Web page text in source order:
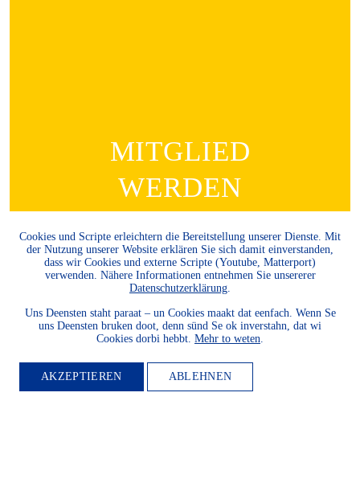
MITGLIED
WERDEN
Möchten Sie die Heimatkultur
und Landeskunde sowie den
Schutz und die Entwicklung
der Natur und Umwelt und
unserer Landessprachen
fördern? Dann werden Sie
Mitglied.
WEITER LESEN
Cookies und Scripte erleichtern die Bereitstellung unserer Dienste. Mit
der Nutzung unserer Website erklären Sie sich damit einverstanden,
dass wir Cookies und externe Scripte (Youtube, Matterport)
verwenden. Nähere Informationen entnehmen Sie unsererer
Datenschutzerklärung
Uns Deensten staht paraat – un Cookies maakt dat eenfach. Wenn Se
uns Deensten bruken doot, denn sünd Se ok inverstahn, dat wi
Cookies dorbi hebbt. Mehr to weten
AKZEPTIEREN ABLEHNEN